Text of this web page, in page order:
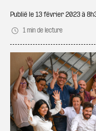
Publié le 13 février 2023 à
1 min de lecture